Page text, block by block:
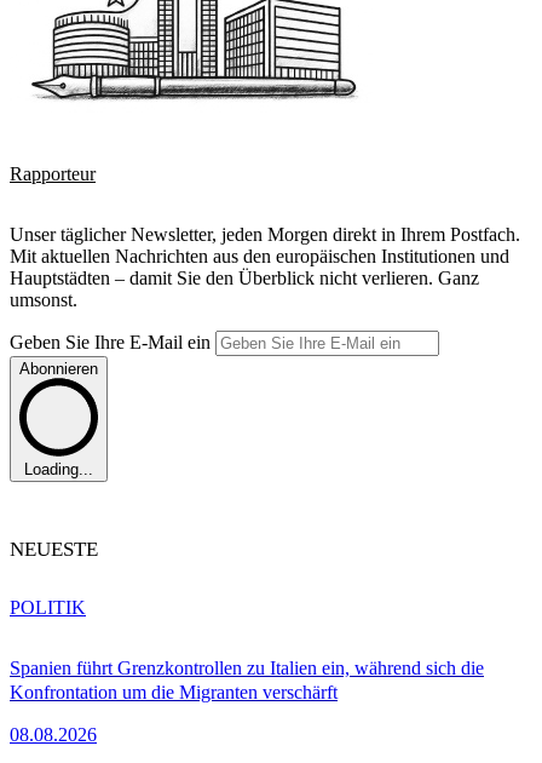
Rapporteur
Unser täglicher Newsletter, jeden Morgen direkt in Ihrem Postfach.
Mit aktuellen Nachrichten aus den europäischen Institutionen und
Hauptstädten – damit Sie den Überblick nicht verlieren. Ganz
umsonst.
Geben Sie Ihre E-Mail ein
Abonnieren
Loading...
NEUESTE
Spanien führt Grenzkontrollen zu Italien ein, während sich die
Konfrontation um die Migranten verschärft
08.08.2026
POLITIK